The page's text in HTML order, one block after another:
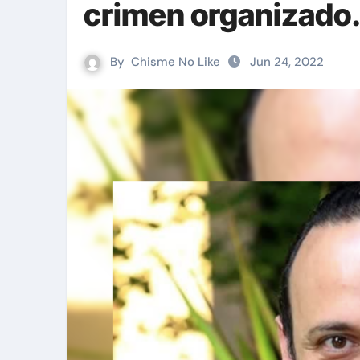
crimen organizado.
By Chisme No Like Jun 24, 2022